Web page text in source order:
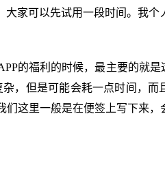
大家可以先试用一段时间。我个
的福利的时候，最主要的就是
，但是可能会耗一点时间，而
这里一般是在便签上写下来，